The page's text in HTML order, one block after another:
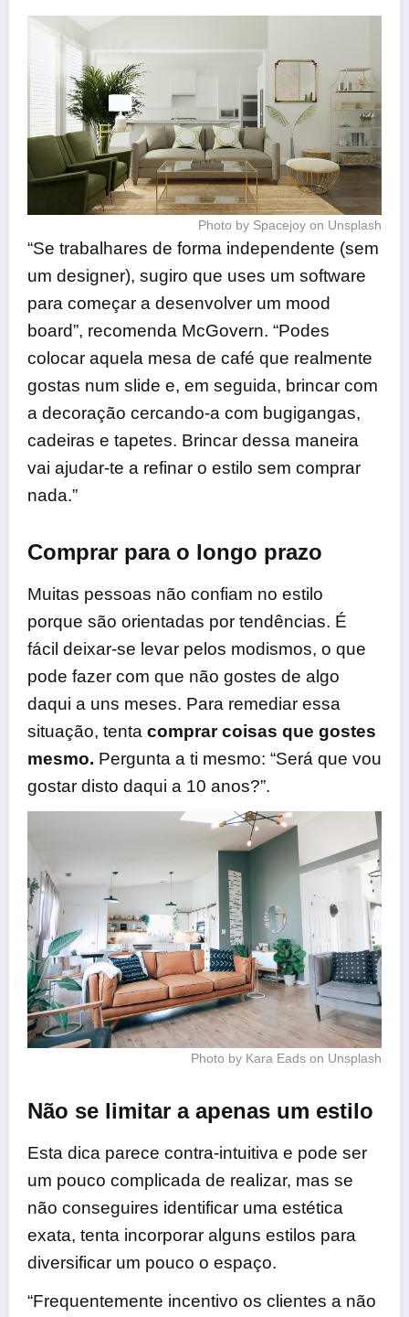
Photo by Spacejoy on Unsplash
“Se trabalhares de forma independente (sem
um designer), sugiro que uses um software
para começar a desenvolver um mood
board”, recomenda McGovern. “Podes
colocar aquela mesa de café que realmente
gostas num slide e, em seguida, brincar com
a decoração cercando-a com bugigangas,
cadeiras e tapetes. Brincar dessa maneira
vai ajudar-te a refinar o estilo sem comprar
nada.”
Comprar para o longo prazo
Muitas pessoas não confiam no estilo
porque são orientadas por tendências. É
fácil deixar-se levar pelos modismos, o que
pode fazer com que não gostes de algo
daqui a uns meses. Para remediar essa
situação, tenta comprar coisas que gostes
mesmo. Pergunta a ti mesmo: “Será que vou
gostar disto daqui a 10 anos?”.
Photo by Kara Eads on Unsplash
Não se limitar a apenas um estilo
Esta dica parece contra-intuitiva e pode ser
um pouco complicada de realizar, mas se
não conseguires identificar uma estética
exata, tenta incorporar alguns estilos para
diversificar um pouco o espaço.
“Frequentemente incentivo os clientes a não